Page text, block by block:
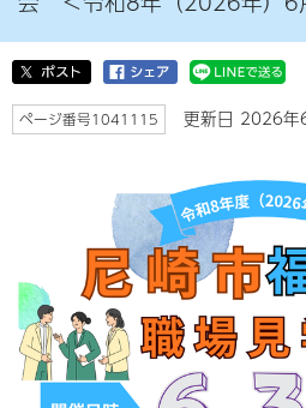
ページ番号1041115 更新日 2026年